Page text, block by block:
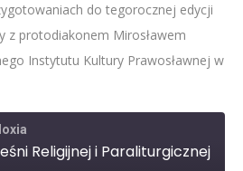
do tegorocznej edycji
z protodiakonem Mirosławem
Instytutu Kultury Prawosławnej w